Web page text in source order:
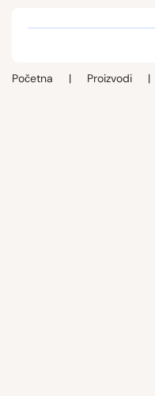
Početna | Proizvodi |